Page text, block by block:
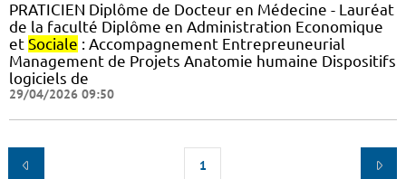
PRATICIEN Diplôme de Docteur en Médecine - Lauréat
de la faculté Diplôme en Administration Economique
et Sociale : Accompagnement Entrepreuneurial
Management de Projets Anatomie humaine Dispositifs
logiciels de
29/04/2026 09:50
1